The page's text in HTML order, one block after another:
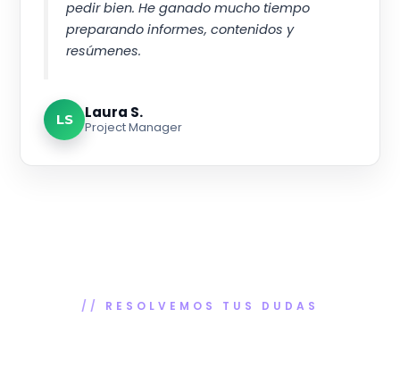
pedir bien. He ganado mucho tiempo
preparando informes, contenidos y
resúmenes.
LS Laura S.
Project Manager
RESOLVEMOS TUS DUDAS